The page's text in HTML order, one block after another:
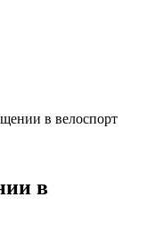
в велоспорт
в